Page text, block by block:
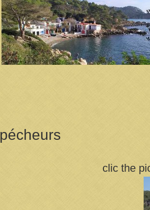
pécheurs
clic the